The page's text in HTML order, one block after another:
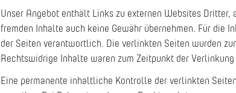
Unser Angebot enthält Links zu externen Websites
fremden Inhalte auch keine Gewähr übernehmen. Für
der Seiten verantwortlich. Die verlinkten Seiten wurden
Rechtswidrige Inhalte waren zum Zeitpunkt der Verlinkung
Eine permanente inhaltliche Kontrolle der verlinkten